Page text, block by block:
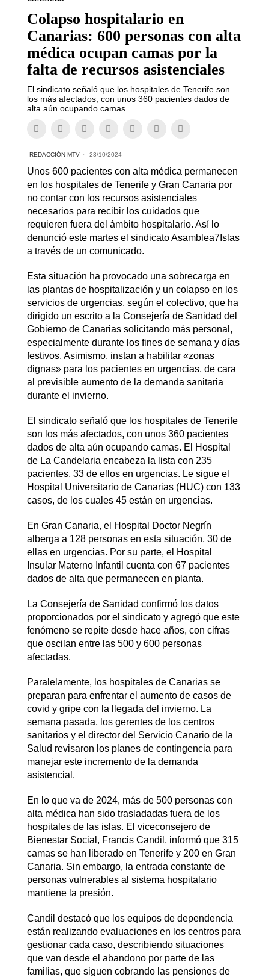
Colapso hospitalario en
Canarias: 600 personas con alta
médica ocupan camas por la
falta de recursos asistenciales
El sindicato señaló que los hospitales de Tenerife son
los más afectados, con unos 360 pacientes dados de
alta aún ocupando camas
REDACCIÓN MTV 23/10/2024
Unos 600 pacientes con alta médica permanecen
en los hospitales de Tenerife y Gran Canaria por
no contar con los recursos asistenciales
necesarios para recibir los cuidados que
requieren fuera del ámbito hospitalario. Así lo
denunció este martes el sindicato Asamblea7Islas
a través de un comunicado.
Esta situación ha provocado una sobrecarga en
las plantas de hospitalización y un colapso en los
servicios de urgencias, según el colectivo, que ha
dirigido un escrito a la Consejería de Sanidad del
Gobierno de Canarias solicitando más personal,
especialmente durante los fines de semana y días
festivos. Asimismo, instan a habilitar «zonas
dignas» para los pacientes en urgencias, de cara
al previsible aumento de la demanda sanitaria
durante el invierno.
El sindicato señaló que los hospitales de Tenerife
son los más afectados, con unos 360 pacientes
dados de alta aún ocupando camas. El Hospital
de La Candelaria encabeza la lista con 235
pacientes, 33 de ellos en urgencias. Le sigue el
Hospital Universitario de Canarias (HUC) con 133
casos, de los cuales 45 están en urgencias.
En Gran Canaria, el Hospital Doctor Negrín
alberga a 128 personas en esta situación, 30 de
ellas en urgencias. Por su parte, el Hospital
Insular Materno Infantil cuenta con 67 pacientes
dados de alta que permanecen en planta.
La Consejería de Sanidad confirmó los datos
proporcionados por el sindicato y agregó que este
fenómeno se repite desde hace años, con cifras
que oscilan entre las 500 y 600 personas
afectadas.
Paralelamente, los hospitales de Canarias se
preparan para enfrentar el aumento de casos de
covid y gripe con la llegada del invierno. La
semana pasada, los gerentes de los centros
sanitarios y el director del Servicio Canario de la
Salud revisaron los planes de contingencia para
manejar este incremento de la demanda
asistencial.
En lo que va de 2024, más de 500 personas con
alta médica han sido trasladadas fuera de los
hospitales de las islas. El viceconsejero de
Bienestar Social, Francis Candil, informó que 315
camas se han liberado en Tenerife y 200 en Gran
Canaria. Sin embargo, la entrada constante de
personas vulnerables al sistema hospitalario
mantiene la presión.
Candil destacó que los equipos de dependencia
están realizando evaluaciones en los centros para
gestionar cada caso, describiendo situaciones
que van desde el abandono por parte de las
familias, que siguen cobrando las pensiones de